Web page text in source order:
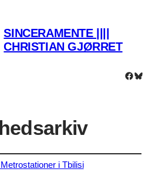
SINCERAMENTE ||||
CHRISTIAN GJØRRET